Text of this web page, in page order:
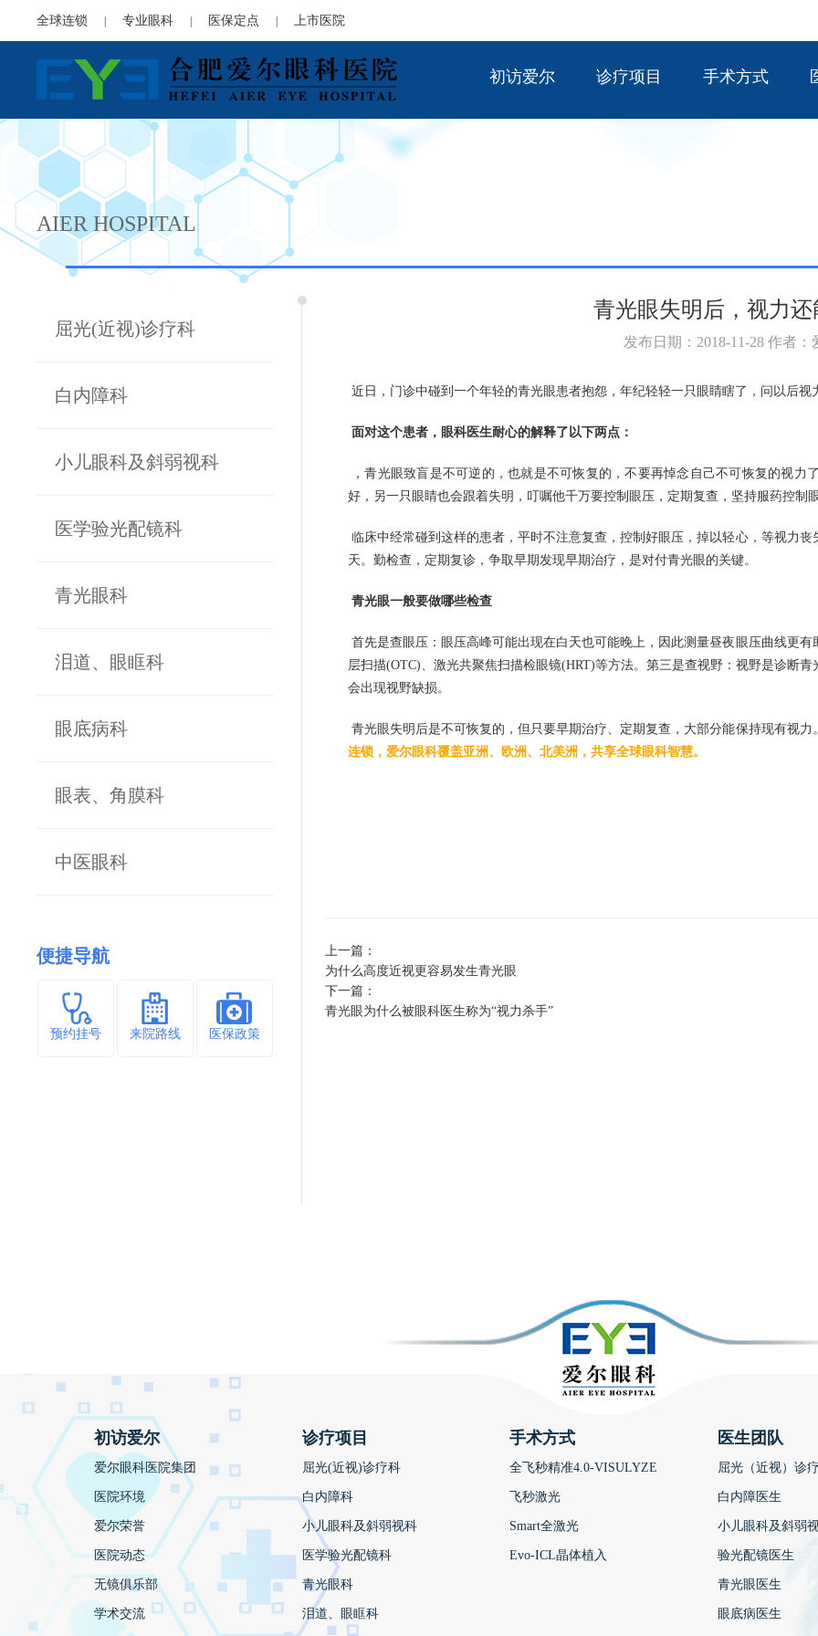
全球连锁 | 专业眼科 | 医保定点 | 上市医院
初访爱尔 诊疗项目 手术方式
AIER HOSPITAL
屈光(近视)诊疗科
白内障科
小儿眼科及斜弱视科
医学验光配镜科
青光眼科
泪道、眼眶科
眼底病科
眼表、角膜科
中医眼科
便捷导航
预约挂号 来院路线 医保政策
青光眼失明后，视力
发布日期：2018-11-28 作者：
近日，门诊中碰到一个年轻的青光眼患者抱怨，年纪轻轻一只眼睛瞎了，问以后视
面对这个患者，眼科医生耐心的解释了以下两点：
，青光眼致盲是不可逆的，也就是不可恢复的，不要再悼念自己不可恢复的视
好，另一只眼睛也会跟着失明，叮嘱他千万要控制眼压，定期复查，坚持服药控制
临床中经常碰到这样的患者，平时不注意复查，控制好眼压，掉以轻心，等视力
天。勤检查，定期复诊，争取早期发现早期治疗，是对付青光眼的关键。
青光眼一般要做哪些检查
首先是查眼压：眼压高峰可能出现在白天也可能晚上，因此测量昼夜眼压曲线更
层扫描(OTC)、激光共聚焦扫描检眼镜(HRT)等方法。第三是查视野：视野是诊断
会出现视野缺损。
青光眼失明后是不可恢复的，但只要早期治疗、定期复查，大部分能保持现有视力
连锁，爱尔眼科覆盖亚洲、欧洲、北美洲，共享全球眼科智慧。
上一篇：
为什么高度近视更容易发生青光眼
下一篇：
青光眼为什么被眼科医生称为“视力杀手”
初访爱尔
爱尔眼科医院集团
医院环境
爱尔荣誉
医院动态
无镜俱乐部
学术交流
诊疗项目
屈光(近视)诊疗科
白内障科
小儿眼科及斜弱视科
医学验光配镜科
青光眼科
泪道、眼眶科
手术方式
全飞秒精准4.0-VISULYZE
飞秒激光
Smart全激光
Evo-ICL晶体植入
医生团队
屈光（近视）诊
白内障医生
小儿眼科及斜弱
验光配镜医生
青光眼医生
眼底病医生